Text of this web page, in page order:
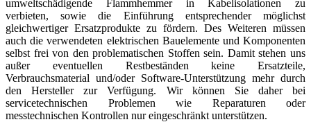
umweltschädigende Flammhemmer in Kabelisolationen zu
verbieten, sowie die Einführung entsprechender möglichst
gleichwertiger Ersatzprodukte zu fördern. Des Weiteren müssen
auch die verwendeten elektrischen Bauelemente und Komponenten
selbst frei von den problematischen Stoffen sein. Damit stehen uns
außer eventuellen Restbeständen keine Ersatzteile,
Verbrauchsmaterial und/oder Software-Unterstützung mehr durch
den Hersteller zur Verfügung. Wir können Sie daher bei
servicetechnischen Problemen wie Reparaturen oder
messtechnischen Kontrollen nur eingeschränkt unterstützen.